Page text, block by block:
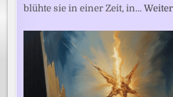
blühte sie in einer Zeit, in…